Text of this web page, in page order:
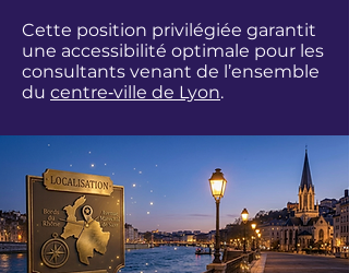
Cette position privilégiée garantit
une accessibilité optimale pour les
consultants venant de l’ensemble
du centre‑ville de Lyon.